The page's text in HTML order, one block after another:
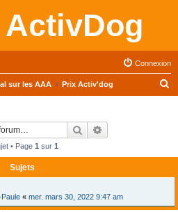
Connexion
sur les AAA Prix Activ'dog
Rechercher
• Page 1 sur 1
Sujets
« mer. mars 30, 2022 9:47 am